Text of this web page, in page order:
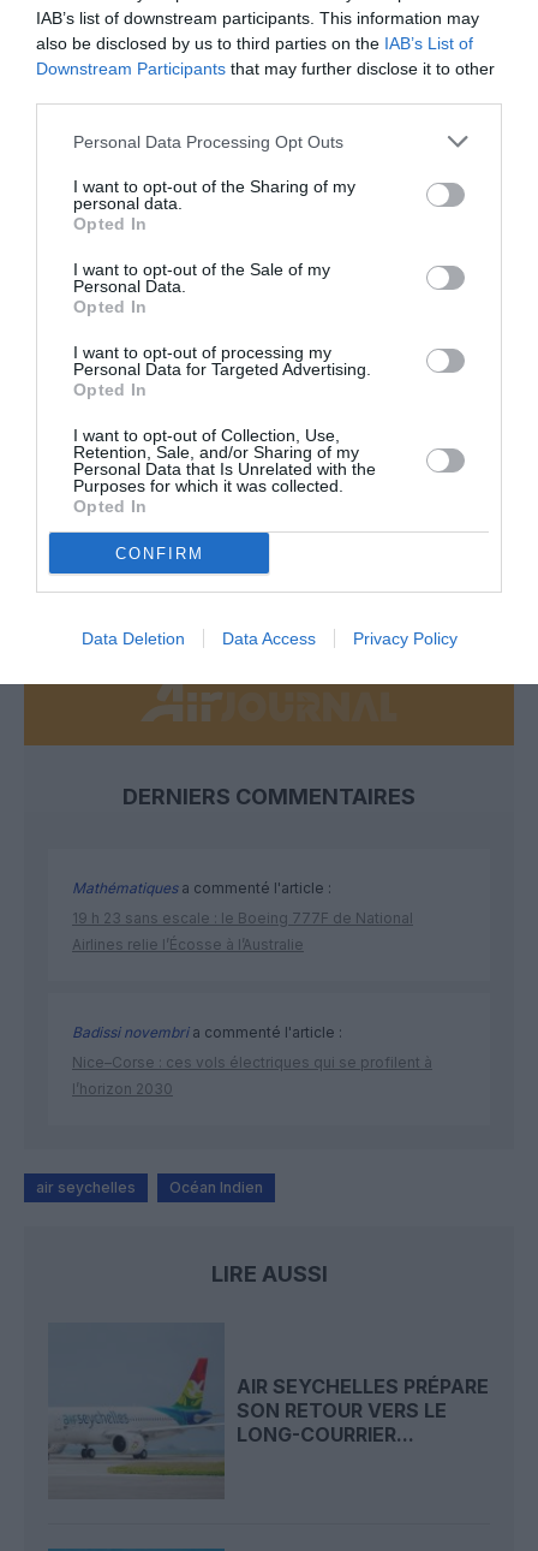
IAB’s list of downstream participants. This information may
also be disclosed by us to third parties on the IAB’s List of
Downstream Participants that may further disclose it to other
Personal Data Processing Opt Outs
I want to opt-out of the Sharing of my
personal data.
Opted In
I want to opt-out of the Sale of my
Personal Data.
Opted In
I want to opt-out of processing my
Personal Data for Targeted Advertising.
Opted In
I want to opt-out of Collection, Use,
Retention, Sale, and/or Sharing of my
Personal Data that Is Unrelated with the
Purposes for which it was collected.
Opted In
CONFIRM
Data Deletion Data Access Privacy Policy
attractif avec un service qui suit. De toutes les façons,
aujourd’hui hui pour aller en Asie, au minimum une escale est
obligatoire. Et avec AIR SEYCHELLES, les compagnies
Donc, pas si bête cette stratégie…
RÉPONDRE
LAISSER UN COMMENTAIRE
FAIRE UN DON
Appel aux lecteurs !
Soutenez Air Journal participez
à son
NOUS SOUTENIR
DERNIERS COMMENTAIRES
Mathématiquesa commenté l'article :
19 h 23 sans escale : le Boeing 777F de National
Airlines relie l’Écosse à l’Australie
Badissi novembria commenté l'article :
Nice–Corse : ces vols électriques qui se profilent à
l’horizon 2030
air seychelles Océan Indien
LIRE AUSSI
AIR SEYCHELLES PRÉPARE
SON RETOUR VERS LE
LONG-COURRIER...